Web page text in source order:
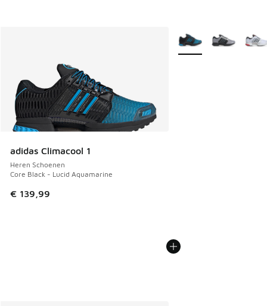
adidas Climacool 1
Heren Schoenen
Core Black - Lucid Aquamarine
€ 139,99
Meer kleuren